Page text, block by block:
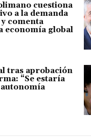
cuestiona
a la demanda
comenta
economía global
tras aprobación
“Se estaría